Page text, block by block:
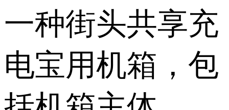
一种街头共享充
电宝用机箱，包